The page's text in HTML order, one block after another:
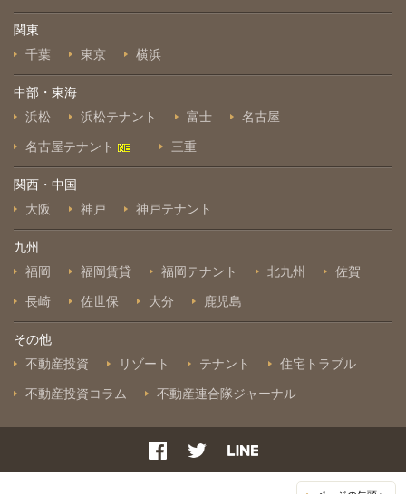
関東
千葉
東京 横浜
中部・東海
浜松
浜松テナント 富士 名古屋
名古屋テナント 三重
関西・中国
大阪
神戸 神戸テナント
九州
福岡
福岡賃貸 福岡テナント 北九州 佐賀
長崎 佐世保 大分 鹿児島
その他
不動産投資
リゾート テナント 住宅トラブル
不動産投資コラム 不動産連合隊ジャーナル